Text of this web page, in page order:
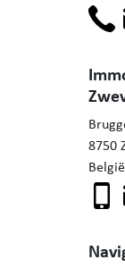
8750
België